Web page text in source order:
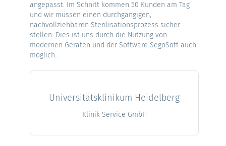
angepasst. Im Schnitt kommen 50 Kunden am Tag
und wir müssen einen durchgängigen,
nachvollziehbaren Sterilisationsprozess sicher
stellen. Dies ist uns durch die Nutzung von
modernen Geräten und der Software SegoSoft auch
möglich..
Universitätsklinikum Heidelberg
Klinik Service GmbH